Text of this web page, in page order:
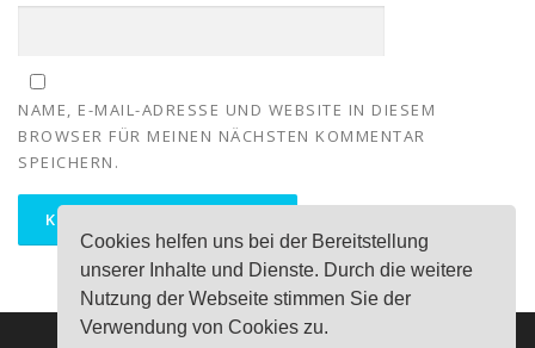
Cookies helfen uns bei der Bereitstellung
unserer Inhalte und Dienste. Durch die weitere
Nutzung der Webseite stimmen Sie der
Verwendung von Cookies zu.
NAME, E-MAIL-ADRESSE UND WEBSITE IN DIESEM
BROWSER FÜR MEINEN NÄCHSTEN KOMMENTAR
SPEICHERN.